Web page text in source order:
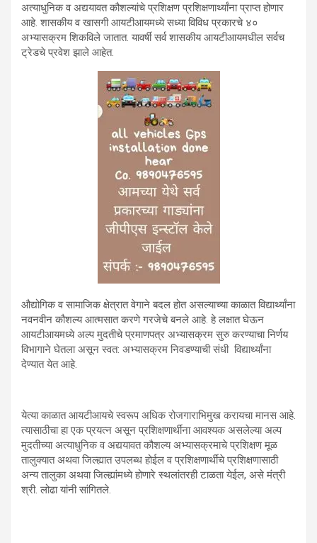
अत्याधुनिक व अद्ययावत कौशल्यांचे प्रशिक्षण प्रशिक्षणार्थ्यांना प्राप्त होणार
आहे. शासकीय व खासगी आयटीआयमध्ये सध्या विविध प्रकारचे ४०
अभ्यासक्रम शिकविले जातात. यावर्षी सर्व शासकीय आयटीआयमधील सर्वच
ट्रेडचे प्रवेश झाले आहेत.
औद्योगिक व सामाजिक क्षेत्रात वेगाने बदल होत असल्याच्या काळात विद्यार्थ्यांना
नवनवीन कौशल्य आत्मसात करणे गरजेचे बनले आहे. हे लक्षात घेऊन
आयटीआयमध्ये अल्प मुदतीचे प्रमाणपत्र अभ्यासक्रम सुरु करण्याचा निर्णय
विभागाने घेतला असून स्वत: अभ्यासक्रम निवडण्याची संधी विद्यार्थ्यांना
देण्यात येत आहे.
येत्या काळात आयटीआयचे स्वरूप अधिक रोजगाराभिमुख करायचा मानस आहे.
त्यासाठीचा हा एक प्रयत्न असून प्रशिक्षणार्थींना आवश्यक असलेल्या अल्प
मुदतीच्या अत्याधुनिक व अद्ययावत कौशल्य अभ्यासक्रमाचे प्रशिक्षण मूळ
तालुक्यात अथवा जिल्ह्यात उपलब्ध होईल व प्रशिक्षणार्थींचे प्रशिक्षणासाठी
अन्य तालुका अथवा जिल्ह्यांमध्ये होणारे स्थलांतरही टाळता येईल, असे मंत्री
श्री. लोढा यांनी सांगितले.